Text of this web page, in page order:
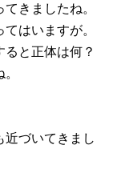
きましたね。
はいますが。
と正体は何？
近づいてきまし